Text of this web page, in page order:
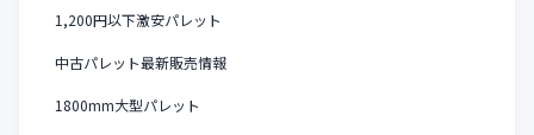
1,200円以下激安パレット
中古パレット最新販売情報
1800mm大型パレット